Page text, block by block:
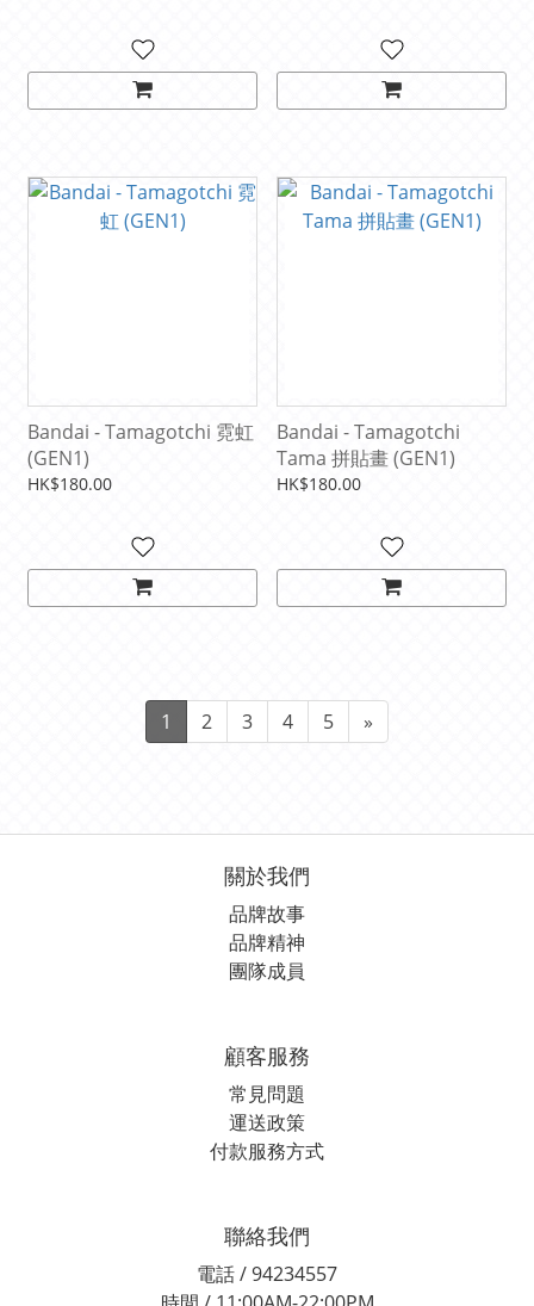
Bandai - Tamagotchi 霓虹
(GEN1)
HK$180.00
Bandai - Tamagotchi
Tama 拼貼畫 (GEN1)
HK$180.00
1 2 3 4 5 »
關於我們
品牌故事
品牌精神
團隊成員
顧客服務
常見問題
運送政策
付款服務方式
聯絡我們
電話 / 94234557